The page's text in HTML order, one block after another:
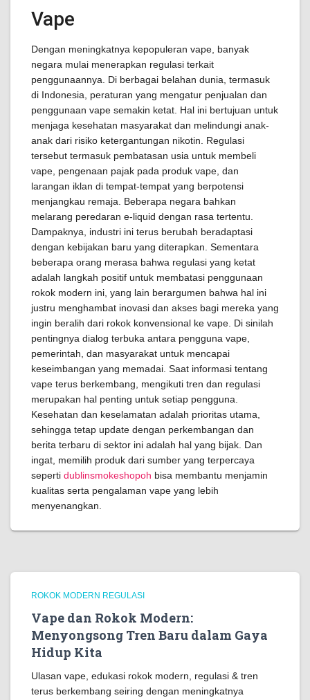
Vape
Dengan meningkatnya kepopuleran vape, banyak
negara mulai menerapkan regulasi terkait
penggunaannya. Di berbagai belahan dunia, termasuk
di Indonesia, peraturan yang mengatur penjualan dan
penggunaan vape semakin ketat. Hal ini bertujuan untuk
menjaga kesehatan masyarakat dan melindungi anak-
anak dari risiko ketergantungan nikotin. Regulasi
tersebut termasuk pembatasan usia untuk membeli
vape, pengenaan pajak pada produk vape, dan
larangan iklan di tempat-tempat yang berpotensi
menjangkau remaja. Beberapa negara bahkan
melarang peredaran e-liquid dengan rasa tertentu.
Dampaknya, industri ini terus berubah beradaptasi
dengan kebijakan baru yang diterapkan. Sementara
beberapa orang merasa bahwa regulasi yang ketat
adalah langkah positif untuk membatasi penggunaan
rokok modern ini, yang lain berargumen bahwa hal ini
justru menghambat inovasi dan akses bagi mereka yang
ingin beralih dari rokok konvensional ke vape. Di sinilah
pentingnya dialog terbuka antara pengguna vape,
pemerintah, dan masyarakat untuk mencapai
keseimbangan yang memadai. Saat informasi tentang
vape terus berkembang, mengikuti tren dan regulasi
merupakan hal penting untuk setiap pengguna.
Kesehatan dan keselamatan adalah prioritas utama,
sehingga tetap update dengan perkembangan dan
berita terbaru di sektor ini adalah hal yang bijak. Dan
ingat, memilih produk dari sumber yang terpercaya
seperti dublinsmokeshopoh bisa membantu menjamin
kualitas serta pengalaman vape yang lebih
menyenangkan.
ROKOK MODERN REGULASI
Vape dan Rokok Modern:
Menyongsong Tren Baru dalam Gaya
Hidup Kita
Ulasan vape, edukasi rokok modern, regulasi & tren
terus berkembang seiring dengan meningkatnya